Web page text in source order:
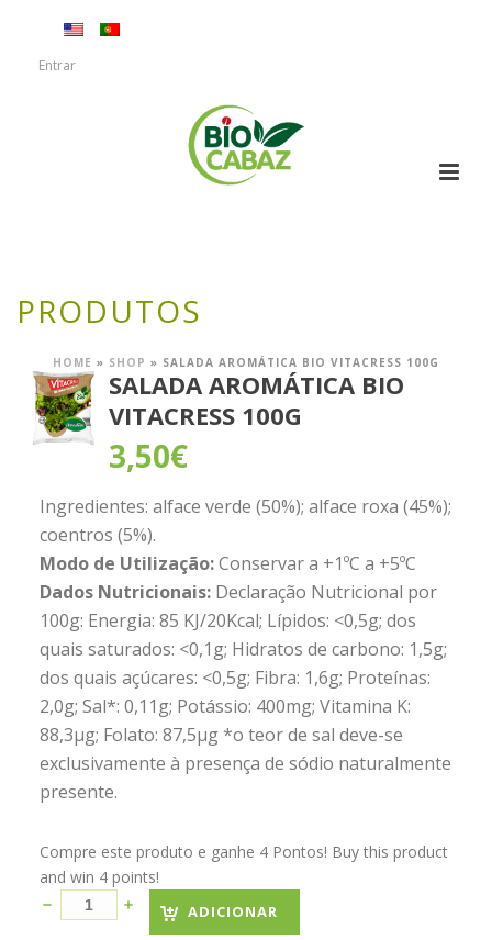
Entrar
PRODUTOS
HOME » SHOP » SALADA AROMÁTICA BIO VITACRESS 100G
SALADA AROMÁTICA BIO
VITACRESS 100G
3,50€
Ingredientes: alface verde (50%); alface roxa (45%);
coentros (5%).
Modo de Utilização:Conservar a +1ºC a +5ºC
Dados Nutricionais:Declaração Nutricional por
100g: Energia: 85 KJ/20Kcal; Lípidos: <0,5g; dos
quais saturados: <0,1g; Hidratos de carbono: 1,5g;
dos quais açúcares: <0,5g; Fibra: 1,6g; Proteínas:
2,0g; Sal*: 0,11g; Potássio: 400mg; Vitamina K:
88,3µg; Folato: 87,5µg *o teor de sal deve-se
exclusivamente à presença de sódio naturalmente
presente.
Compre este produto e ganhe 4 Pontos! Buy this product
and win 4 points!
ADICIONAR